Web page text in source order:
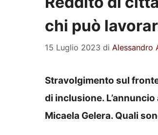
chi può
15 Luglio 2023 di Alessandro
Stravolgimento sul
di inclusione.
Micaela Gelera. Quali